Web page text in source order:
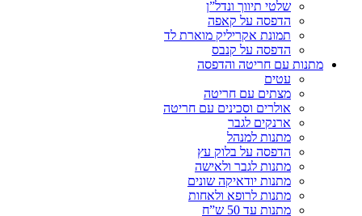
שלטי תיווך ונדל”ן
הדפסה על קאפה
תמונת אקריליק מוארת לד
הדפסה על קנבס
מתנות עם חריטה והדפסה
עטים
מצתים עם חריטה
אולרים וסכינים עם חריטה
ארנקים לגבר
מתנות למנהל
הדפסה על בלוק עץ
מתנות לגבר ולאישה
מתנות יודאיקה שונים
מתנות לרופא ולאחות
מתנות עד 50 ש”ח